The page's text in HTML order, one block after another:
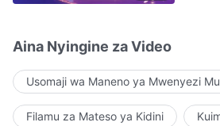
Aina Nyingine za Video
Usomaji wa Maneno ya Mwenyezi
Filamu za Mateso ya Kidini